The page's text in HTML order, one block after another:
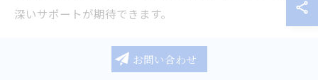
深いサポートが期待できます。
東京都のビザ申請相談先と相談時の流れ
お問い合わせ